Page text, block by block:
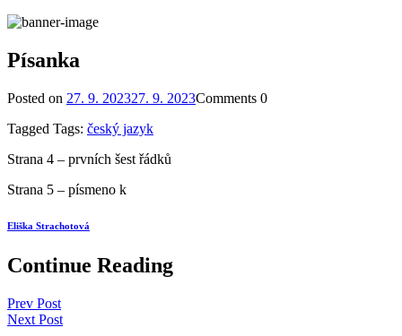
Písanka
Posted on 27. 9. 202327. 9. 2023Comments 0
Tagged Tags: český jazyk
Strana 4 – prvních šest řádků
Strana 5 – písmeno k
Eliška Strachotová
Continue Reading
Prev Post
Next Post